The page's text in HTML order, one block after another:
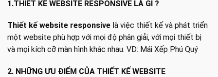
1.THIẾT KẾ WEBSITE RESPONSIVE LÀ GÌ ?
Thiết kế website responsive là việc thiết kế và phát triển
một website phù hợp với mọi độ phân giải, với mọi thiết bị
và mọi kích cỡ màn hình khác nhau. VD: Mái Xếp Phú Quý
2. NHỮNG ƯU ĐIỂM CỦA THIẾT KẾ WEBSITE